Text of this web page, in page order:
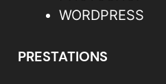
WORDPRESS
PRESTATIONS